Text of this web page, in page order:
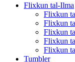
Flixkun tal-Ilma
Flixkun
Flixkun
Flixkun
Flixkun
Flixkun
Tumbler